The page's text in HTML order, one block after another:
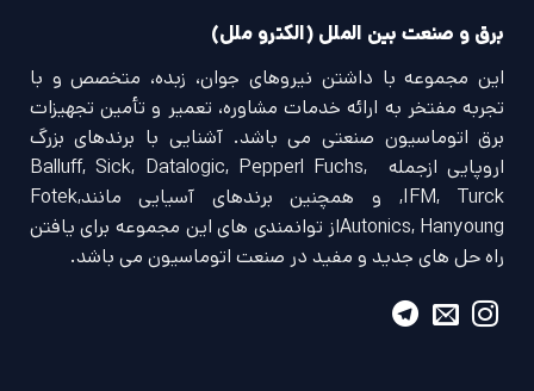
برق و صنعت بین الملل (الکترو ملل)
این مجموعه با داشتن نیروهای جوان، زبده، متخصص و با
تجربه مفتخر به ارائه خدمات مشاوره، تعمیر و تأمین تجهیزات
برق اتوماسیون صنعتی می باشد. آشنایی با برندهای بزرگ
اروپایی ازجمله Balluff, Sick, Datalogic, Pepperl Fuchs,
IFM, Turck, و همچنین برندهای آسیایی مانندFotek,
Autonics, Hanyoungاز توانمندی های این مجموعه برای یافتن
راه حل های جدید و مفید در صنعت اتوماسیون می باشد.